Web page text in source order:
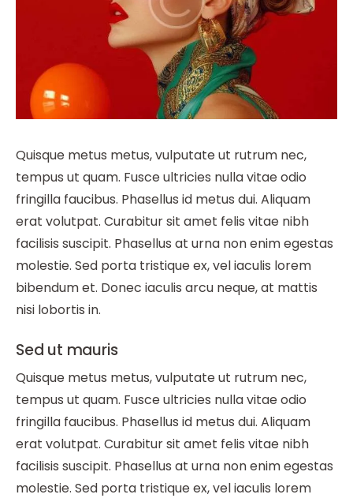
Quisque metus metus, vulputate ut rutrum nec,
tempus ut quam. Fusce ultricies nulla vitae odio
fringilla faucibus. Phasellus id metus dui. Aliquam
erat volutpat. Curabitur sit amet felis vitae nibh
facilisis suscipit. Phasellus at urna non enim egestas
molestie. Sed porta tristique ex, vel iaculis lorem
bibendum et. Donec iaculis arcu neque, at mattis
nisi lobortis in.
Sed ut mauris
Quisque metus metus, vulputate ut rutrum nec,
tempus ut quam. Fusce ultricies nulla vitae odio
fringilla faucibus. Phasellus id metus dui. Aliquam
erat volutpat. Curabitur sit amet felis vitae nibh
facilisis suscipit. Phasellus at urna non enim egestas
molestie. Sed porta tristique ex, vel iaculis lorem